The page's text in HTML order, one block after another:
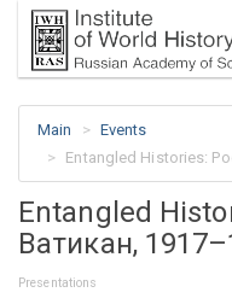
Main
Events
Entangled Histories:
Entangled
Ватикан,
Presentations